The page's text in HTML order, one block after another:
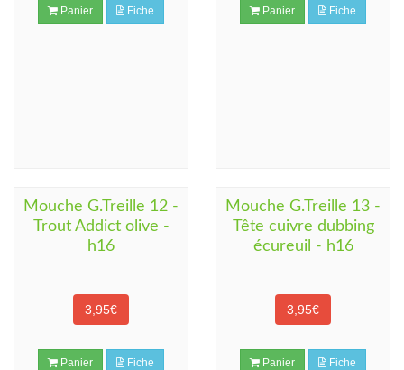
Panier Fiche Panier Fiche
Mouche G.Treille 12 -
Trout Addict olive -
h16
3,95€
Panier Fiche
Mouche G.Treille 13 -
Tête cuivre dubbing
écureuil - h16
3,95€
Panier Fiche